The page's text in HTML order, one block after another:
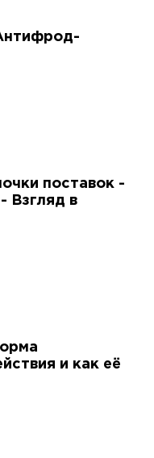
поставок -
Взгляд в
и как её